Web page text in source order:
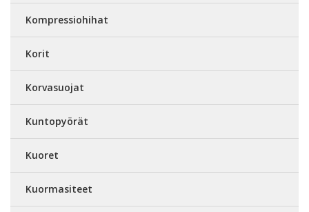
Kompressiohihat
Korit
Korvasuojat
Kuntopyörät
Kuoret
Kuormasiteet